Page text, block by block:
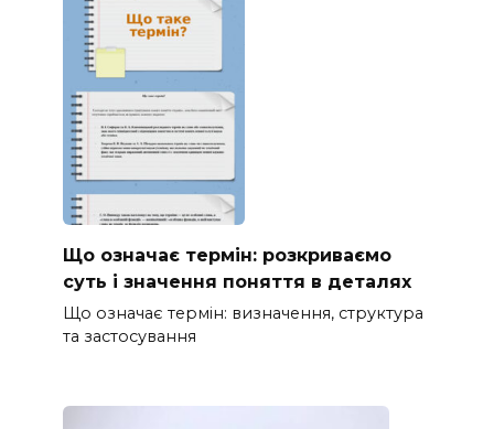
Що означає термін: розкриваємо
суть і значення поняття в деталях
Що означає термін: визначення, структура
та застосування